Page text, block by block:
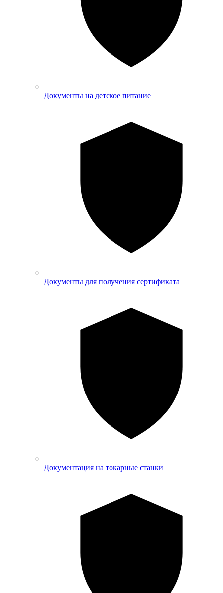
Документы на детское питание
Документы для получения сертификата
Документация на токарные станки